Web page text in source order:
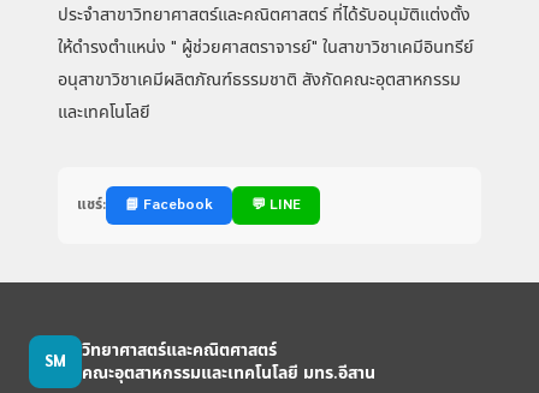
ประจำสาขาวิทยาศาสตร์และคณิตศาสตร์ ที่ได้รับอนุมัติแต่งตั้ง
ให้ดำรงตำแหน่ง " ผู้ช่วยศาสตราจารย์" ในสาขาวิชาเคมีอินทรีย์
อนุสาขาวิชาเคมีผลิตภัณฑ์ธรรมชาติ สังกัดคณะอุตสาหกรรม
และเทคโนโลยี
แชร์: 📘 Facebook 💬 LINE
SM
วิทยาศาสตร์และคณิตศาสตร์
คณะอุตสาหกรรมและเทคโนโลยี มทร.อีสาน